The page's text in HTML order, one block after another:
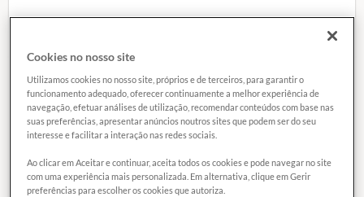
Audiência Pública do CADE:
PROTESTE | Euroconsumers-Brasil
debate concorrência nos
ecossistemas digitais
Cookies no nosso site
Utilizamos cookies no nosso site, próprios e de terceiros, para garantir o
funcionamento adequado, oferecer continuamente a melhor experiência de
navegação, efetuar análises de utilização, recomendar conteúdos com base nas
suas preferências, apresentar anúncios noutros sites que podem ser do seu
interesse e facilitar a interação nas redes sociais.
Ao clicar em Aceitar e continuar, aceita todos os cookies e pode navegar no site
com uma experiência mais personalizada. Em alternativa, clique em Gerir
preferências para escolher os cookies que autoriza.